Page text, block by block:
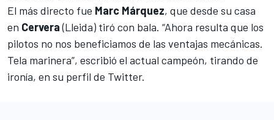
El más directo fue Marc Márquez, que desde su casa
en Cervera(Lleida) tiró con bala. “Ahora resulta que los
pilotos no nos beneficiamos de las ventajas mecánicas.
Tela marinera”, escribió el actual campeón, tirando de
ironía, en su perfil de Twitter.